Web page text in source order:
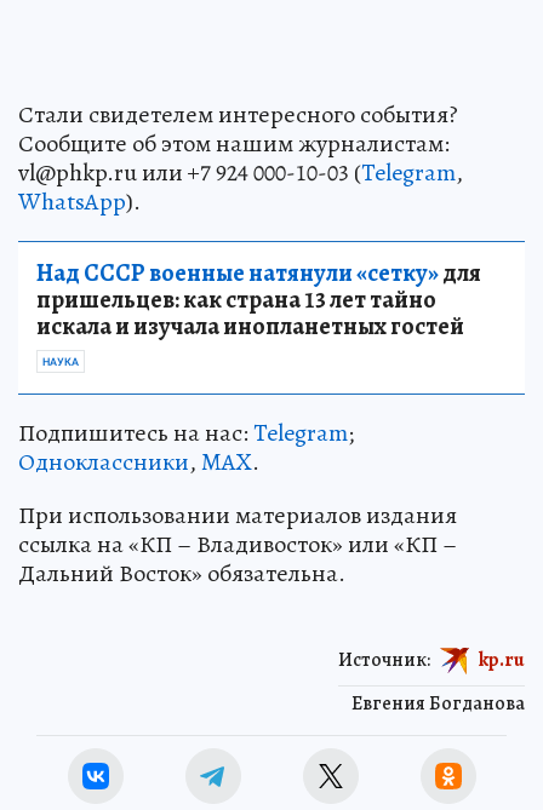
Стали свидетелем интересного события?
Сообщите об этом нашим журналистам:
vl@phkp.ru или +7 924 000-10-03 (Telegram,
WhatsApp).
Над СССР военные натянули «сетку»для
пришельцев: как страна 13 лет тайно
искала и изучала инопланетных гостей
НАУКА
Подпишитесь на нас:Telegram;
Одноклассники,MAX.
При использовании материалов издания
ссылка на «КП – Владивосток» или «КП –
Дальний Восток» обязательна.
Евгения Богданова
Источник: kp.ru